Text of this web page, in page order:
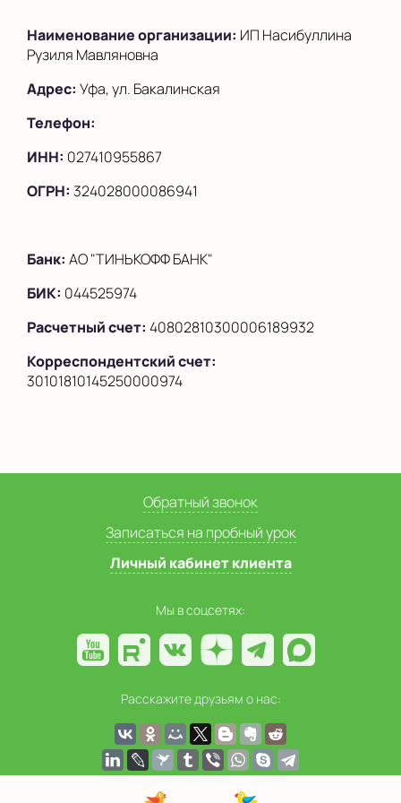
Наименование организации: ИП Насибуллина
Рузиля Мавляновна
Адрес: Уфа, ул. Бакалинская
Телефон:
ИНН: 027410955867
ОГРН: 324028000086941
Банк: АО "ТИНЬКОФФ БАНК"
БИК: 044525974
Расчетный счет: 40802810300006189932
Корреспондентский счет:
30101810145250000974
Обратный звонок
Записаться на пробный урок
Личный кабинет клиента
Мы в соцсетях:
Расскажите друзьям о нас: